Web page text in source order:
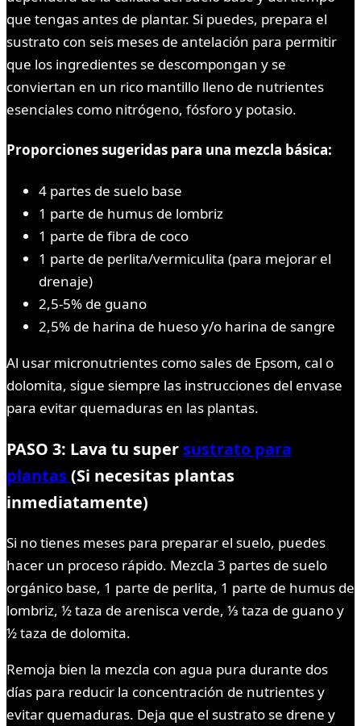
que tengas antes de plantar. Si puedes, prepara el
sustrato con seis meses de antelación para permitir
que los ingredientes se descompongan y se
conviertan en un rico mantillo lleno de nutrientes
esenciales como nitrógeno, fósforo y potasio.
Proporciones sugeridas para una mezcla básica:
4 partes de suelo base
1 parte de humus de lombriz
1 parte de fibra de coco
1 parte de perlita/vermiculita (para mejorar el
drenaje)
2,5-5% de guano
2,5% de harina de hueso y/o harina de sangre
Al usar micronutrientes como sales de Epsom, cal o
dolomita, sigue siempre las instrucciones del envase
para evitar quemaduras en las plantas.
PASO 3: Lava tu super sustrato para
plantas (Si necesitas plantas
inmediatamente)
Si no tienes meses para preparar el suelo, puedes
hacer un proceso rápido. Mezcla 3 partes de suelo
orgánico base, 1 parte de perlita, 1 parte de humus de
lombriz, ½ taza de arenisca verde, ⅓ taza de guano y
½ taza de dolomita.
Remoja bien la mezcla con agua pura durante dos
días para reducir la concentración de nutrientes y
evitar quemaduras. Deja que el sustrato se drene y